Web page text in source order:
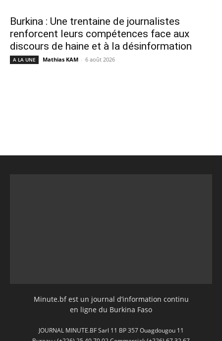
Burkina : Une trentaine de journalistes
renforcent leurs compétences face aux
discours de haine et à la désinformation
A LA UNE Mathias KAM - 6 août 2026
Minute.bf est un journal d’information continu
en ligne du Burkina Faso
JOURNAL MINUTE.BF Sarl 11 BP 357 Ouagdougou 11